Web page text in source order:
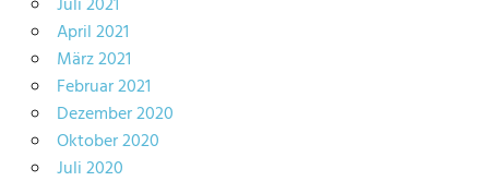
April 2021
März 2021
Februar 2021
Dezember 2020
Oktober 2020
Juli 2020